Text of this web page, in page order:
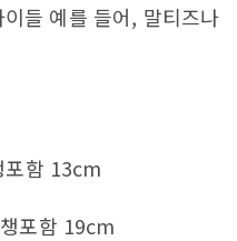
들 예를 들어, 말티즈나
포함 13cm
포함 19cm